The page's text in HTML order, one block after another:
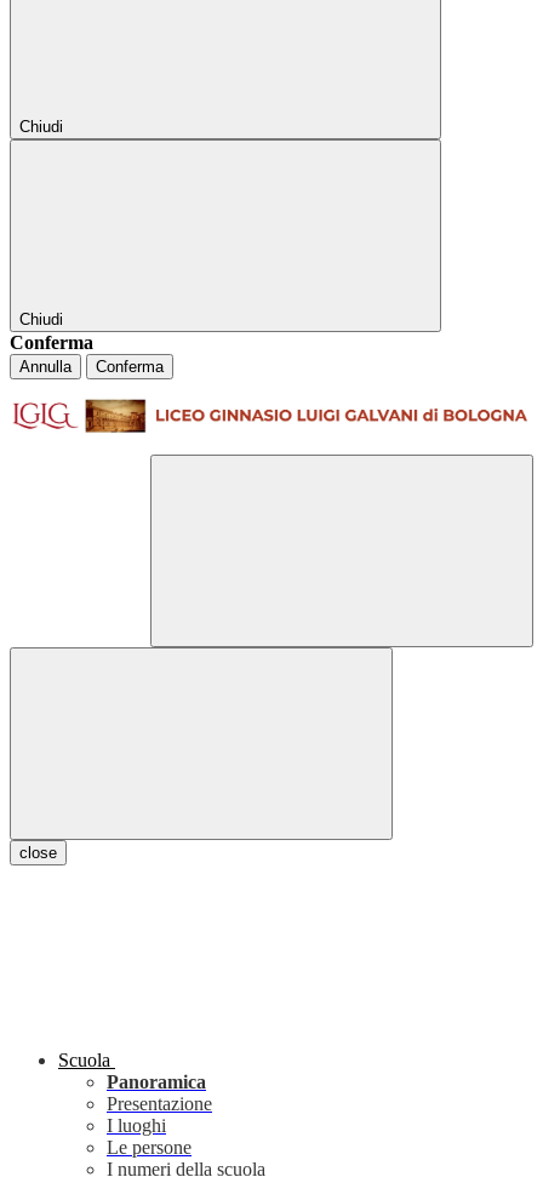
Chiudi
Chiudi
Conferma
Annulla Conferma
close
Scuola
Panoramica
Presentazione
I luoghi
Le persone
I numeri della scuola